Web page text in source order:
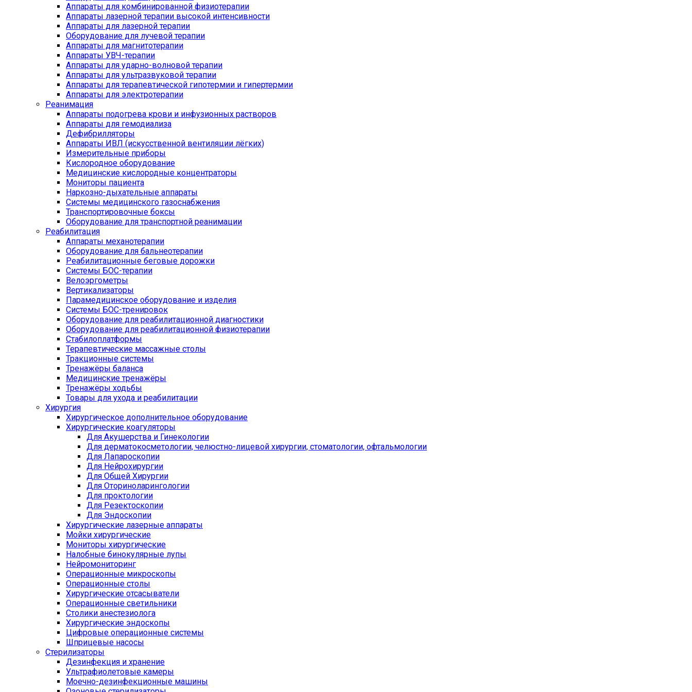
Аппараты для комбинированной физиотерапии
Аппараты лазерной терапии высокой интенсивности
Аппараты для лазерной терапии
Оборудование для лучевой терапии
Аппараты для магнитотерапии
Аппараты УВЧ-терапии
Аппараты для ударно-волновой терапии
Аппараты для ультразвуковой терапии
Аппараты для терапевтической гипотермии и гипертермии
Аппараты для электротерапии
Реанимация
Аппараты подогрева крови и инфузионных растворов
Аппараты для гемодиализа
Дефибрилляторы
Аппараты ИВЛ (искусственной вентиляции лёгких)
Измерительные приборы
Кислородное оборудование
Медицинские кислородные концентраторы
Мониторы пациента
Наркозно-дыхательные аппараты
Системы медицинского газоснабжения
Транспортировочные боксы
Оборудование для транспортной реанимации
Реабилитация
Аппараты механотерапии
Оборудование для бальнеотерапии
Реабилитационные беговые дорожки
Системы БОС-терапии
Велоэргометры
Вертикализаторы
Парамедицинское оборудование и изделия
Системы БОС-тренировок
Оборудование для реабилитационной диагностики
Оборудование для реабилитационной физиотерапии
Стабилоплатформы
Терапевтические массажные столы
Тракционные системы
Тренажёры баланса
Медицинские тренажёры
Тренажёры ходьбы
Товары для ухода и реабилитации
Хирургия
Хирургическое дополнительное оборудование
Хирургические коагуляторы
Для Акушерства и Гинекологии
Для дерматокосметологии, челюстно-лицевой хирургии, стоматологии, офтальмологии
Для Лапароскопии
Для Нейрохирургии
Для Общей Хирургии
Для Оториноларингологии
Для проктологии
Для Резектоскопии
Для Эндоскопии
Хирургические лазерные аппараты
Мойки хирургические
Мониторы хирургические
Налобные бинокулярные лупы
Нейромониторинг
Операционные микроскопы
Операционные столы
Хирургические отсасыватели
Операционные светильники
Столики анестезиолога
Хирургические эндоскопы
Цифровые операционные системы
Шприцевые насосы
Стерилизаторы
Дезинфекция и хранение
Ультрафиолетовые камеры
Моечно-дезинфекционные машины